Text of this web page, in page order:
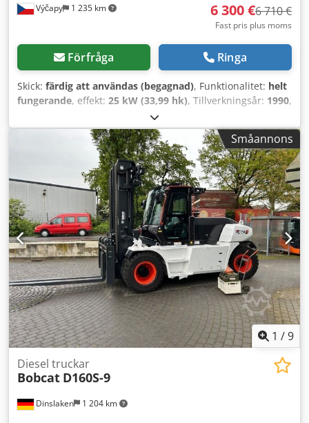
Výčapy 1 235 km 6 300 €6 710 €
Fast pris plus moms
Förfråga Ringa
Skick: färdig att användas (begagnad), Funktionalitet: helt
fungerande, effekt: 25 kW (33,99 hk), Tillverkningsår: 1990,
, Bobcat 741 med Deutz-motor på 29,5
hk 5700 timmar, årsmodell ca 1990 Dedoy Skqwepfx
Småannons
1 /9
Dinslaken 1 204 km
Diesel truckar
Bobcat D160S-9